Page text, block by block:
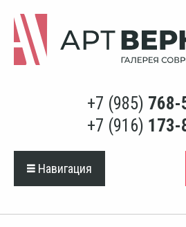
+7 (985) 768-
+7 (916) 173-
Навигация